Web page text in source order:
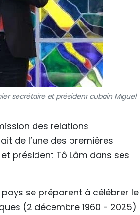
secrétaire et président cubain Miguel
des relations
de l’une des premières
président Tô Lâm dans ses
se préparent à célébrer le
(2 décembre 1960 - 2025)